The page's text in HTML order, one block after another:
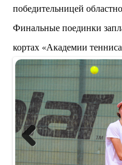
победительницей
Финальные поединки
кортах «Академии
Previous